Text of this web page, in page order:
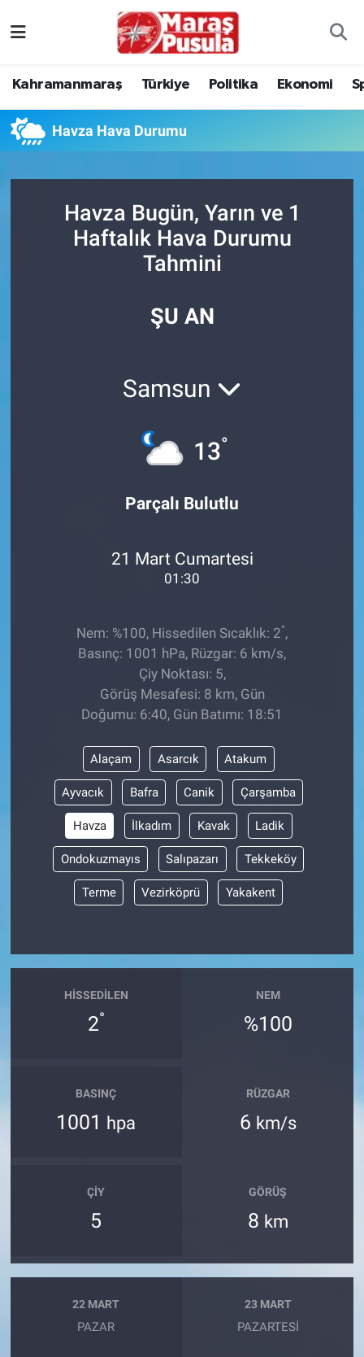
Kahramanmaraş Türkiye Politika Ekonomi
Havza Hava Durumu
Havza Bugün, Yarın ve 1
Haftalık Hava Durumu
Tahmini
ŞU AN
Samsun
13°
Parçalı Bulutlu
21 Mart Cumartesi
01:30
Nem: %100, Hissedilen Sıcaklık: 2°,
Basınç: 1001 hPa, Rüzgar: 6 km/s,
Çiy Noktası: 5,
Görüş Mesafesi: 8 km, Gün
Doğumu: 6:40, Gün Batımı: 18:51
Alaçam Asarcık Atakum
Ayvacık Bafra Canik Çarşamba
Havza İlkadım Kavak Ladik
Ondokuzmayıs Salıpazarı Tekkeköy
Terme Vezirköprü Yakakent
HISSEDILEN
2°
NEM
%100
BASINÇ
1001 hpa
RÜZGAR
6 km/s
ÇIY
5
GÖRÜŞ
8 km
22 MART
PAZAR
23 MART
PAZARTESI
Ekonomi
Bilim, Teknoloji
ÇEVRE
HABERDE İNSAN
BİLİM VE TEKNOLOJİ
Güvenlik
Bölge
Süper Lig Puan Durumu ve Fikstür
Son Dakika Haberleri